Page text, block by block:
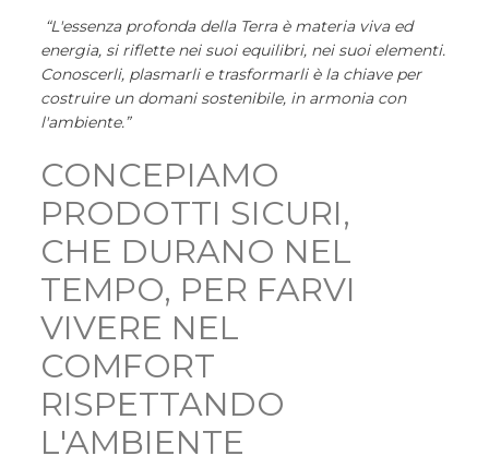
“L'essenza profonda della Terra è materia viva ed
energia, si riflette nei suoi equilibri, nei suoi elementi.
Conoscerli, plasmarli e trasformarli è la chiave per
costruire un domani sostenibile, in armonia con
l'ambiente.”
CONCEPIAMO
PRODOTTI SICURI,
CHE DURANO NEL
TEMPO, PER FARVI
VIVERE NEL
COMFORT
RISPETTANDO
L'AMBIENTE